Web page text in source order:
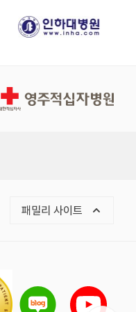
영주적십자병원
패밀리 사이트